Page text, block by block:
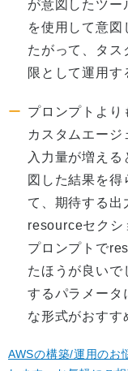
が意図したツー
を使用して意図
たがって、タス
限として運用す
プロンプトより
カスタムエージ
入力量が増え
図した結果を得
て、期待する出
resourceセクシ
プロンプトで
たほうが良いで
するパラメータ
な形式がおすす
AWSの構築/運用のお